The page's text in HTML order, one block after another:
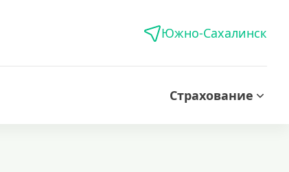
Южно-Сахалинск
Страхование